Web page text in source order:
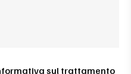
sul trattamento